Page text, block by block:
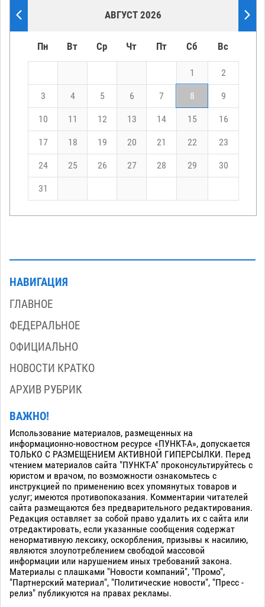
АВГУСТ 2026
Пн Вт Ср Чт Пт Сб Вс
1 2
3 4 5 6 7 8 9
10 11 12 13 14 15 16
17 18 19 20 21 22 23
24 25 26 27 28 29 30
31
НАВИГАЦИЯ
ГЛАВНОЕ
ФЕДЕРАЛЬНОЕ
ОФИЦИАЛЬНО
НОВОСТИ КРАТКО
АРХИВ РУБРИК
ВАЖНО!
Использование материалов, размещенных на
информационно-новостном ресурсе «ПУНКТ-А», допускается
ТОЛЬКО С РАЗМЕЩЕНИЕМ АКТИВНОЙ ГИПЕРСЫЛКИ. Перед
чтением материалов сайта "ПУНКТ-А" проконсультируйтесь с
юристом и врачом, по возможности ознакомьтесь с
инструкцией по применению всех упомянутых товаров и
услуг; имеются противопоказания. Комментарии читателей
сайта размещаются без предварительного редактирования.
Редакция оставляет за собой право удалить их с сайта или
отредактировать, если указанные сообщения содержат
ненормативную лексику, оскорбления, призывы к насилию,
являются злоупотреблением свободой массовой
информации или нарушением иных требований закона.
Материалы с плашками "Новости компаний", "Промо",
"Партнерский материал", "Политические новости", "Пресс -
релиз" публикуются на правах рекламы.